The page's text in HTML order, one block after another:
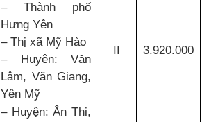
– Thành phố
Hưng Yên
– Thị xã Mỹ Hào
– Huyện: Văn
Lâm, Văn Giang,
Yên Mỹ
3.920.000
– Huyện: Ân Thi,